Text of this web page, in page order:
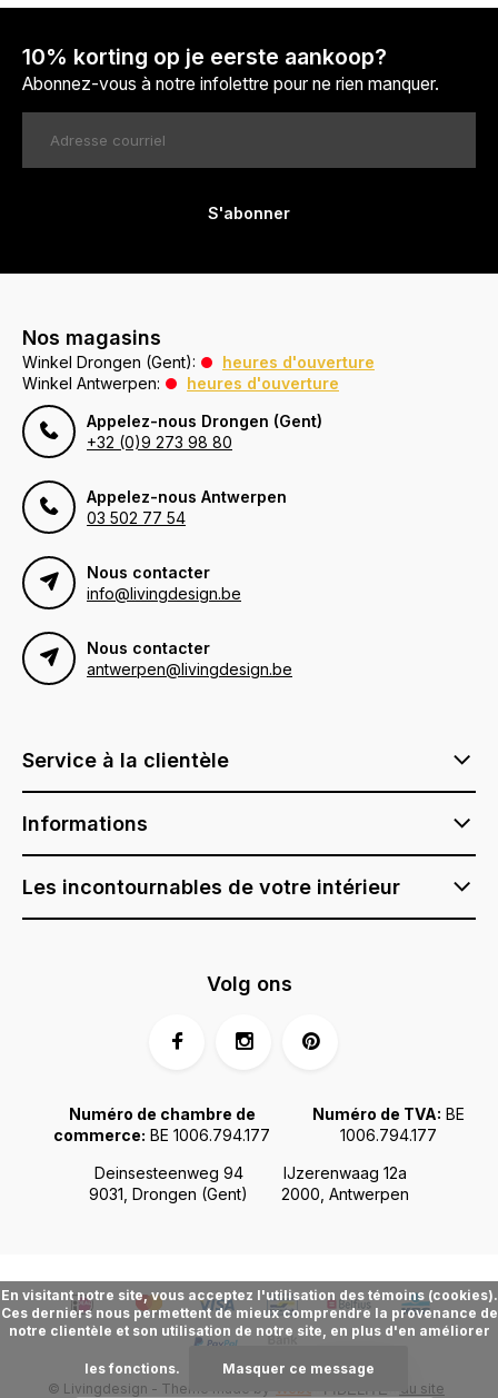
10% korting op je eerste aankoop?
Abonnez-vous à notre infolettre pour ne rien manquer.
S'abonner
Nos magasins
Winkel Drongen (Gent):
heures d'ouverture
Winkel Antwerpen:
heures d'ouverture
Appelez-nous Drongen (Gent)
+32 (0)9 273 98 80
Appelez-nous Antwerpen
03 502 77 54
Nous contacter
info@livingdesign.be
Nous contacter
antwerpen@livingdesign.be
Service à la clientèle
Informations
Les incontournables de votre intérieur
Deinsesteenweg 94
9031, Drongen (Gent)
IJzerenwaag 12a
2000, Antwerpen
Numéro de chambre de
commerce: BE 1006.794.177
Numéro de TVA: BE
1006.794.177
Volg ons
© Livingdesign - Theme made by Webdinge.nl Plan du site
En visitant notre site, vous acceptez l'utilisation des témoins (cookies).
Ces derniers nous permettent de mieux comprendre la provenance de
notre clientèle et son utilisation de notre site, en plus d'en améliorer
les fonctions.
Masquer ce message
FIDÉLITÉ